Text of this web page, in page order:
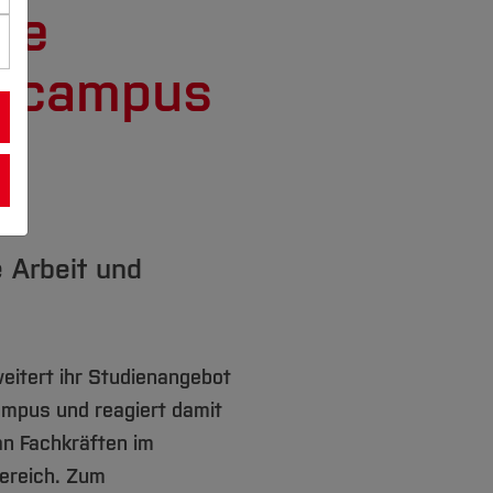
Arbeit und
ihr Studienangebot
und reagiert damit
Fachkräften im
Zum